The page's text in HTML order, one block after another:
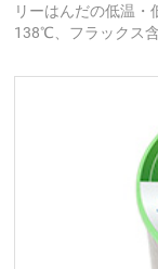
リーはんだの低温
138℃、フラックス